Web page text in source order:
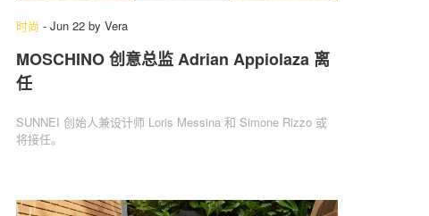
时尚 - Jun 22 by Vera
MOSCHINO 创意总监 Adrian Appiolaza 离
任
SUNNEI 创始人兼设计师 Loris Messina 和 Simone Rizzo 或
将接任。